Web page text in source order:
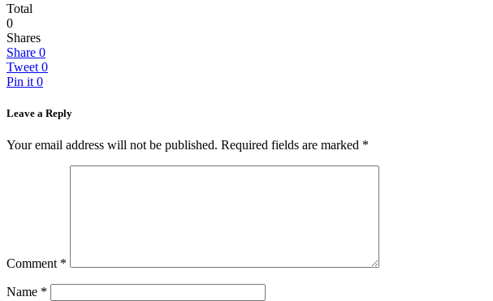
Total
0
Shares
Share 0
Tweet 0
Pin it 0
Leave a Reply
Your email address will not be published. Required fields are marked *
Comment *
Name *